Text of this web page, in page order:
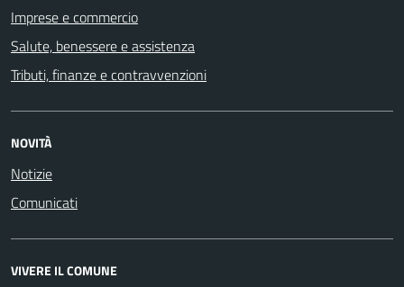
Imprese e commercio
Salute, benessere e assistenza
Tributi, finanze e contravvenzioni
NOVITÀ
Notizie
Comunicati
VIVERE IL COMUNE